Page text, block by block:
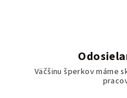
Väčšinu šperkov máme